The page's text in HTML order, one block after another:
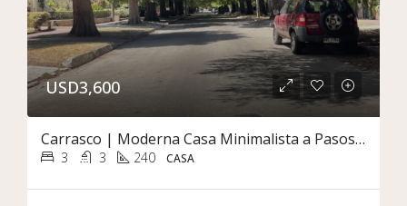
USD3,600
Carrasco | Moderna Casa Minimalista a Pasos de la Rambla
3 3 240 CASA